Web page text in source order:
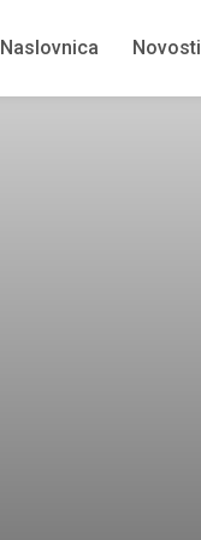
Naslovnica Novosti